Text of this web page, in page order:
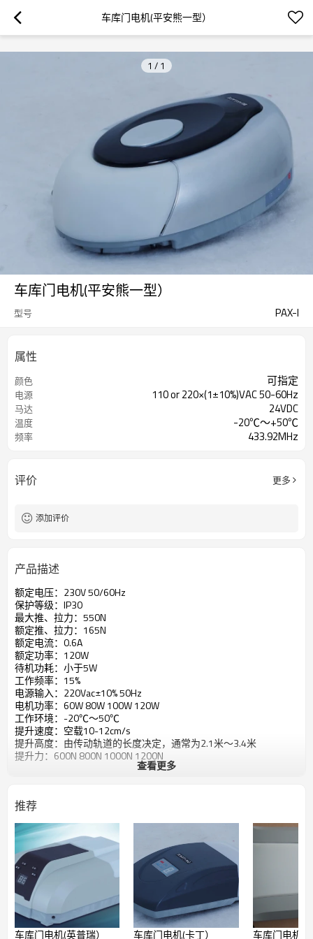
googlea70fe95786458a77.html
车库门电机(平安熊一型）
1 / 1
车库门电机(平安熊一型）
型号 PAX-I
属性
颜色 可指定
电源 110 or 220×(1±10%)VAC 50-60Hz
马达 24VDC
温度 -20℃～+50℃
频率 433.92MHz
评价 更多
添加评价
产品描述
额定电压：230V 50/60Hz
保护等级：IP30
最大推、拉力：550N
额定推、拉力：165N
额定电流：0.6A
额定功率：120W
待机功耗：小于5W
工作频率：15%
电源输入：220Vac±10% 50Hz
电机功率：60W 80W 100W 120W
工作环境：-20℃～50℃
提升速度：空载10-12cm/s
提升高度：由传动轨道的长度决定，通常为2.1米～3.4米
提升力：600N 800N 1000N 1200N
查看更多
推荐
车库门电机(英普瑞） 车库门电机(卡丁） 车库门电机